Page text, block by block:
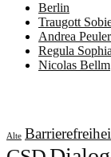
Berlin
Traugott
Andrea
Regula
Nicolas Bellm
Alte